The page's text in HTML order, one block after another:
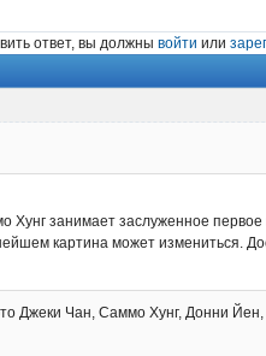
ответ, вы должны войти или
Хунг занимает заслуженное
картина может измениться.
Джеки Чан, Саммо Хунг, Донни